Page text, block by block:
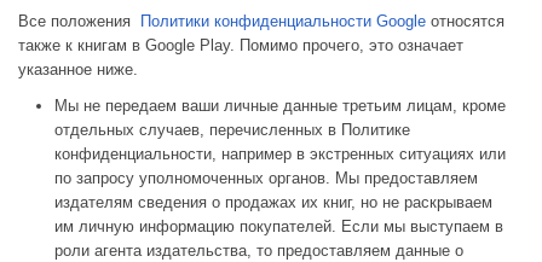
Все положения Политики конфиденциальности Google относятся
также к книгам в Google Play. Помимо прочего, это означает
указанное ниже.
Мы не передаем ваши личные данные третьим лицам, кроме
отдельных случаев, перечисленных в Политике
конфиденциальности, например в экстренных ситуациях или
по запросу уполномоченных органов. Мы предоставляем
издателям сведения о продажах их книг, но не раскрываем
им личную информацию покупателей. Если мы выступаем в
роли агента издательства, то предоставляем данные о